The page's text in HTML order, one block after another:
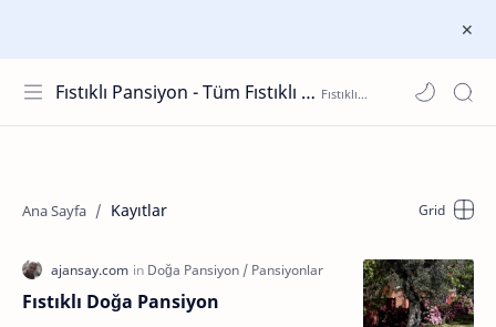
Fıstıklı Pansiyon - Tüm Fıstıklı Pansiyonları
Kayıtlar
Fıstıklı Doğa Pansiyon